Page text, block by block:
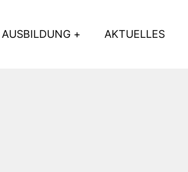
AUSBILDUNG AKTUELLES